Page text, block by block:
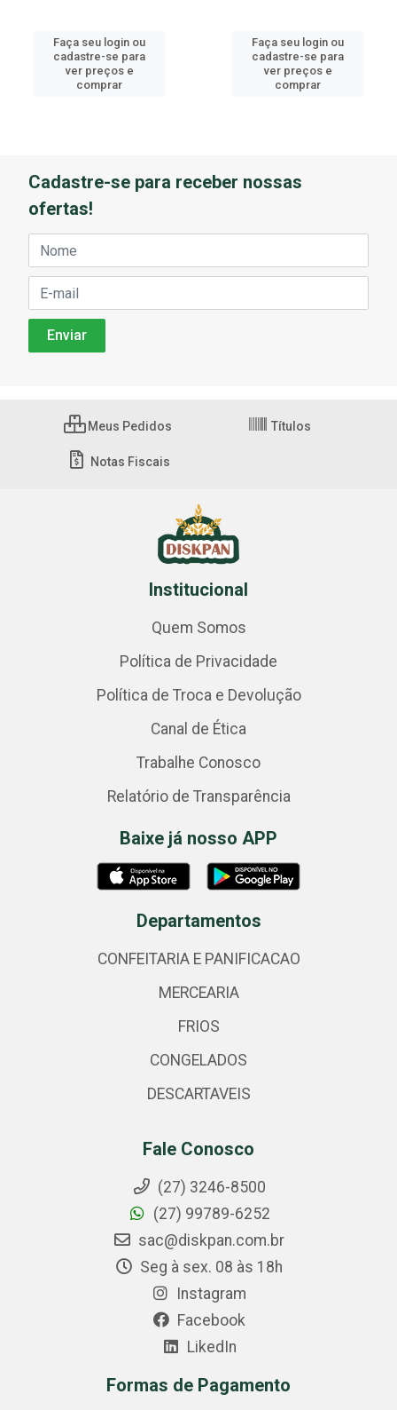
Faça seu login ou
cadastre-se para
ver preços e
comprar
Faça seu login ou
cadastre-se para
ver preços e
comprar
Cadastre-se para receber nossas
ofertas!
Meus Pedidos Títulos
Notas Fiscais
Institucional
Quem Somos
Política de Privacidade
Política de Troca e Devolução
Canal de Ética
Trabalhe Conosco
Relatório de Transparência
Baixe já nosso APP
Departamentos
CONFEITARIA E PANIFICACAO
MERCEARIA
FRIOS
CONGELADOS
DESCARTAVEIS
Fale Conosco
(27) 3246-8500
(27) 99789-6252
sac@diskpan.com.br
Seg à sex. 08 às 18h
Instagram
Facebook
LikedIn
Formas de Pagamento